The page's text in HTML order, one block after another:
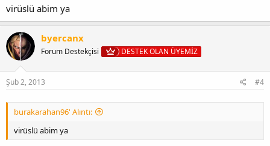
virüslü abim ya
byercanx
Forum Destekçisi DESTEK OLAN ÜYEMİZ
Şub 2, 2013 #4
burakarahan96' Alıntı:
virüslü abim ya